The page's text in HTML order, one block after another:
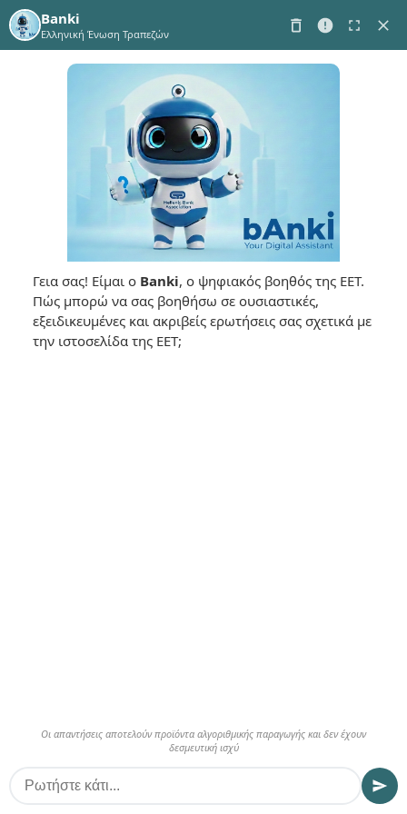
Banki
Ελληνική Ένωση Τραπεζών
Γεια σας! Είμαι ο Banki, ο ψηφιακός βοηθός της ΕΕΤ.
Πώς μπορώ να σας βοηθήσω σε ουσιαστικές,
εξειδικευμένες και ακριβείς ερωτήσεις σας σχετικά με
την ιστοσελίδα της ΕΕΤ;
Οι απαντήσεις αποτελούν προϊόντα αλγοριθμικής παραγωγής και δεν έχουν
δεσμευτική ισχύ